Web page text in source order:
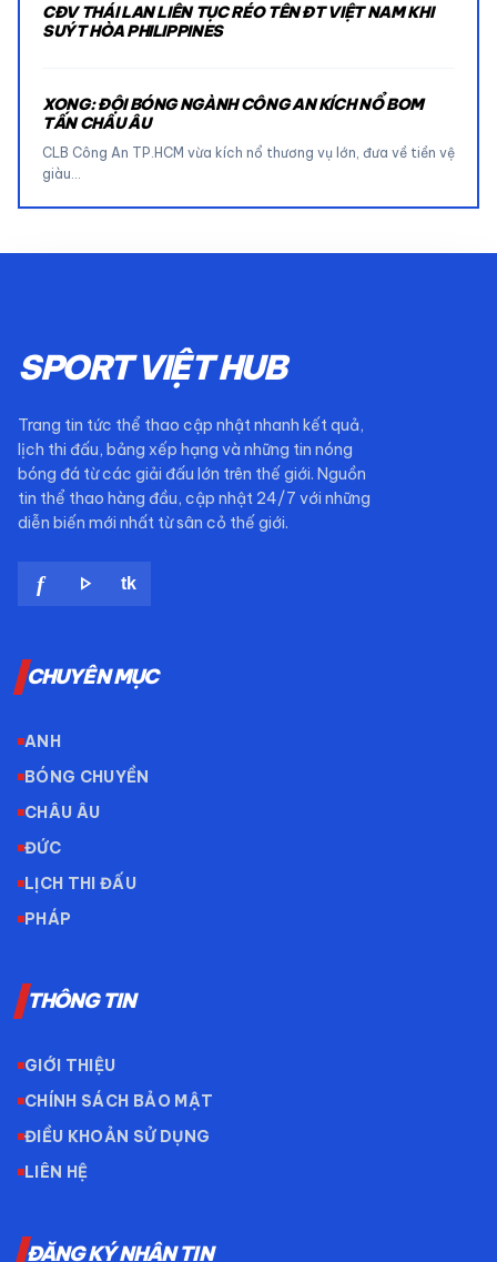
CĐV THÁI LAN LIÊN TỤC RÉO TÊN ĐT VIỆT NAM KHI
SUÝT HÒA PHILIPPINES
XONG: ĐỘI BÓNG NGÀNH CÔNG AN KÍCH NỔ BOM
TẤN CHÂU ÂU
CLB Công An TP.HCM vừa kích nổ thương vụ lớn, đưa về tiền vệ
giàu…
SPORT VIỆT HUB
Trang tin tức thể thao cập nhật nhanh kết quả,
lịch thi đấu, bảng xếp hạng và những tin nóng
bóng đá từ các giải đấu lớn trên thế giới. Nguồn
tin thể thao hàng đầu, cập nhật 24/7 với những
diễn biến mới nhất từ sân cỏ thế giới.
f play_arrow tk
CHUYÊN MỤC
ANH
BÓNG CHUYỀN
CHÂU ÂU
ĐỨC
LỊCH THI ĐẤU
PHÁP
THÔNG TIN
GIỚI THIỆU
CHÍNH SÁCH BẢO MẬT
ĐIỀU KHOẢN SỬ DỤNG
LIÊN HỆ
ĐĂNG KÝ NHẬN TIN